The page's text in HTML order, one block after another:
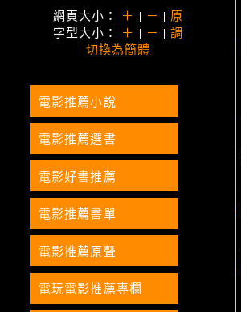
網頁大小： ＋ | － | 原
字型大小： ＋ | － |調
切換為簡體
電影推薦小說
電影推薦選書
電影好書推薦
電影推薦書單
電影推薦原聲
電玩電影推薦專欄